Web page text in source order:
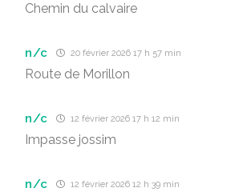
Chemin du calvaire
n/c 20 février 2026 17 h 57 min
Route de Morillon
n/c 12 février 2026 17 h 12 min
Impasse jossim
n/c 12 février 2026 12 h 39 min